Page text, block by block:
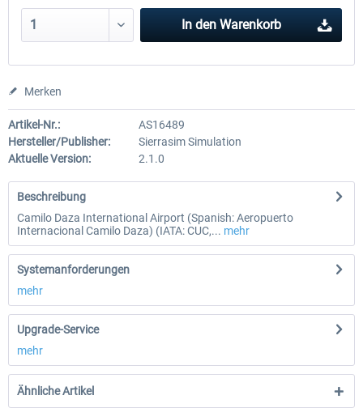
In den Warenkorb
Merken
Artikel-Nr.:
AS16489
Hersteller/Publisher:
Sierrasim Simulation
Aktuelle Version:
2.1.0
Beschreibung
Camilo Daza International Airport (Spanish: Aeropuerto
Internacional Camilo Daza) (IATA: CUC,... mehr
Systemanforderungen
mehr
Upgrade-Service
mehr
Ähnliche Artikel